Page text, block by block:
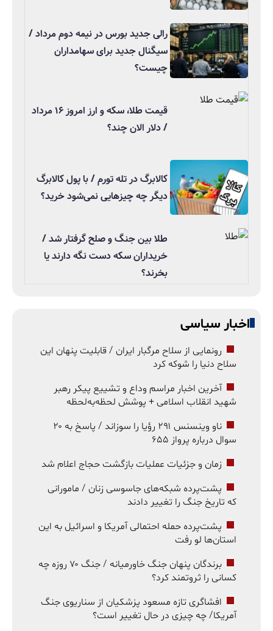
رالی جدید بورس در نیمه دوم مرداد /
سیگنال جدید برای سهامداران
چیست؟
قیمت طلا، سکه و ارز امروز ۱۶ مرداد
/ دلار الان چند؟
کالابرگ در تله تورم / با پول کالابرگ
دیگر چه چیزهایی نمی‌شود خرید؟
طلا بین جنگ و صلح گرفتار شد /
خریداران سکه دست نگه دارند یا
بخرند؟
اخبار سیاسی
رونمایی از سلاح مرگبار ایران / قابلیت پنهان این
سلاح دنیا را شوکه کرد
آخرین اخبار مراسم وداع و تشییع پیکر رهبر
شهید انقلاب اسلامی + پوشش لحظه‌به‌لحظه
ناو وینسنس ۲۹۱ رؤیا را سوزاند / پاسخ به ۲۰
سوال درباره پرواز ۶۵۵
زمان و جزئیات عملیات بازگشت حجاج اعلام شد
پشت‌پرده شبکه‌های جاسوسی زنان / مامورانی
که تاریخ جنگ را تغییر دادند
پشت‌پرده حمله احتمالی آمریکا و اسرائیل به این
استان‌ها لو رفت
برندگان پنهان جنگ خاورمیانه / جنگ ۷۰ روزه چه
کسانی را ثروتمند کرد؟
افشاگری تازه مسعود پزشکیان از سناریوی جنگ
آمریکا/ چه چیزی در حال تغییر است؟